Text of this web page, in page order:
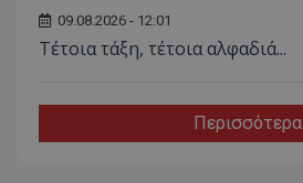
09.08.2026 - 12:01
Τέτοια τάξη, τέτοια αλφαδιά...
Περισσότερα